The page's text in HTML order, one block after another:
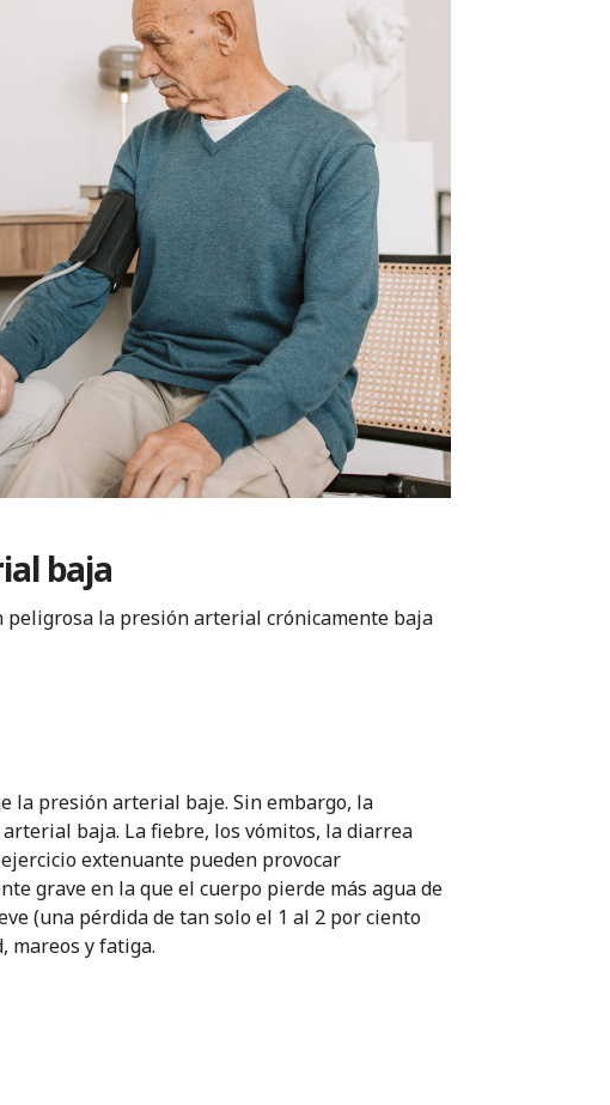
baja
peligrosa la presión arterial crónicamente baja
la presión arterial baje. Sin embargo, la
baja. La fiebre, los vómitos, la diarrea
extenuante pueden provocar
grave en la que el cuerpo pierde más agua de
(una pérdida de tan solo el 1 al 2 por ciento
mareos y fatiga.